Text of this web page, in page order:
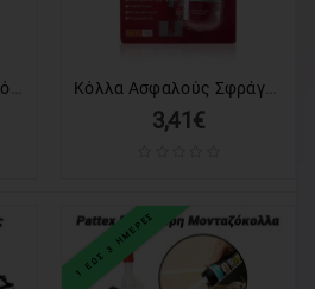
3,41€
1 ΕΩΣ 3 ΗΜΕΡΕΣ